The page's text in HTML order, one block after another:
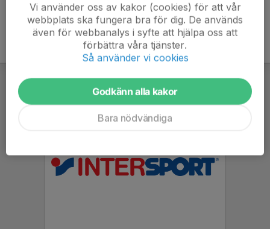
Vi använder oss av kakor (cookies) för att vår
webbplats ska fungera bra för dig. De används
även för webbanalys i syfte att hjälpa oss att
förbättra våra tjänster.
Så använder vi cookies
Godkänn alla kakor
Bara nödvändiga